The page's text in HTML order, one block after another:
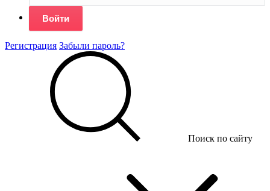
Войти
Регистрация Забыли пароль?
Поиск по сайту